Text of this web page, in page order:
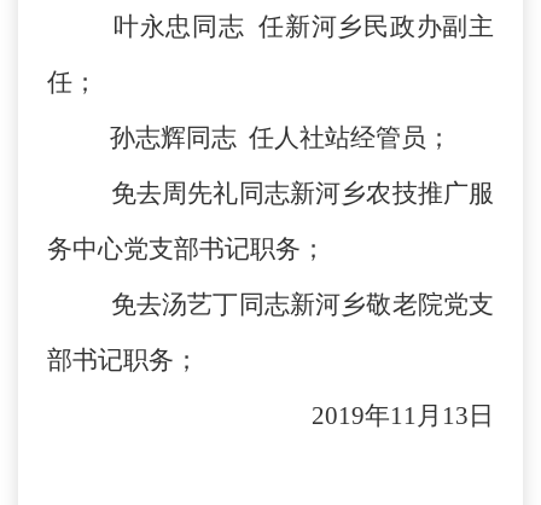
叶永忠同志 任新河乡民政办副主
任；
孙志辉同志 任人社站经管员；
免去周先礼同志新河乡农技推广服
务中心党支部书记职务；
免去汤艺丁同志新河乡敬老院党支
部书记职务；
2019年11月13日